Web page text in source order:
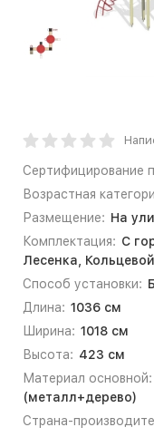
Сертифицирование
Возрастная
Размещение: На
Комплектация: С
Лесенка,
Способ установки:
Длина: 1036 см
Ширина: 1018 см
Высота: 423 см
Материал основной:
(металл+дерево)
Страна-